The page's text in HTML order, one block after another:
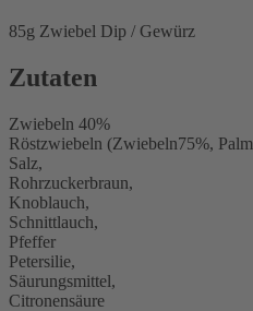
85g Zwiebel Dip / Gewürz
Zutaten
Zwiebeln 40%
Röstzwiebeln (Zwiebeln75%,
Salz,
Rohrzuckerbraun,
Knoblauch,
Schnittlauch,
Pfeffer
Petersilie,
Säurungsmittel,
Citronensäure